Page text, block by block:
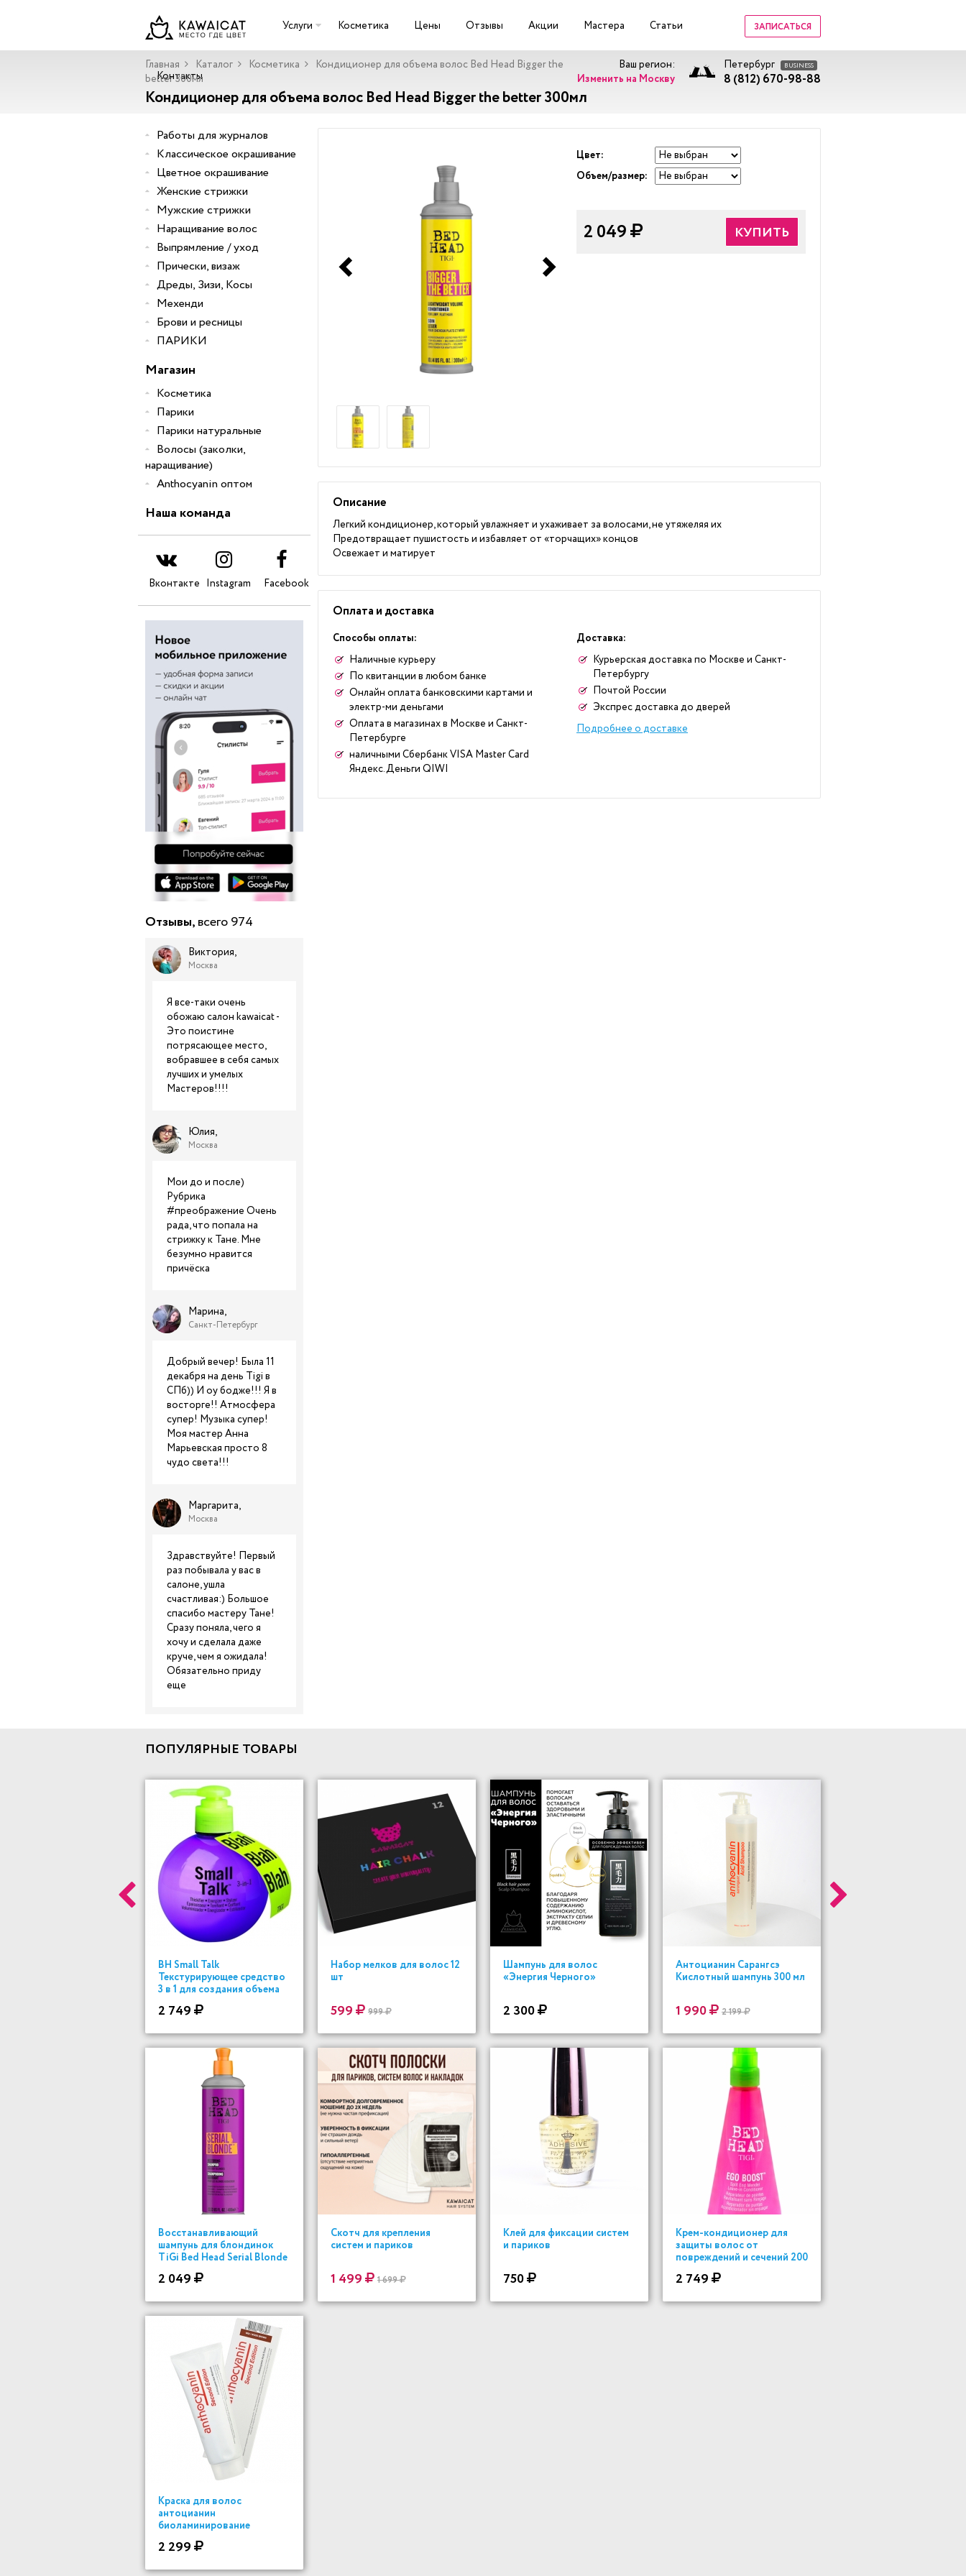
ЗАПИСАТЬСЯ
Услуги Косметика Цены Отзывы Акции Мастера Статьи
Контакты
Ваш регион:
Изменить на Москву
Петербург BUSINESS
8 (812) 670-98-88
Главная Каталог Косметика
Кондиционер для объема волос Bed Head Bigger the
better 300мл
Кондиционер для объема волос Bed Head Bigger the better 300мл
Работы для журналов
Классическое окрашивание
Цветное окрашивание
Женские стрижки
Мужские стрижки
Наращивание волос
Выпрямление / уход
Прически, визаж
Дреды, Зизи, Косы
Мехенди
Брови и ресницы
ПАРИКИ
Магазин
Косметика
Парики
Парики натуральные
Волосы (заколки,
наращивание)
Anthocyanin оптом
Наша команда
Вконтакте Instagram Facebook
Отзывы,всего 974
Виктория,
Москва
Я все-таки очень
обожаю салон kawaicat -
Это поистине
потрясающее место,
вобравшее в себя самых
лучших и умелых
Мастеров!!!!
Юлия,
Москва
Мои до и после)
Рубрика
#преображение Очень
рада, что попала на
стрижку к Тане. Мне
безумно нравится
причёска
Марина,
Санкт-Петербург
Добрый вечер! Была 11
декабря на день Tigi в
СПб)) И оу бодже!!! Я в
восторге!! Атмосфера
супер! Музыка супер!
Моя мастер Анна
Марьевская просто 8
чудо света!!!
Маргарита,
Москва
Здравствуйте! Первый
раз побывала у вас в
салоне, ушла
счастливая:) Большое
спасибо мастеру Тане!
Сразу поняла, чего я
хочу и сделала даже
круче, чем я ожидала!
Обязательно приду
еще
Цвет:
Объем/размер:
2 049 КУПИТЬ
Описание
Легкий кондиционер, который увлажняет и ухаживает за волосами, не утяжеляя их
Предотвращает пушистость и избавляет от «торчащих» концов
Освежает и матирует
Оплата и доставка
Способы оплаты:
Наличные курьеру
По квитанции в любом банке
Онлайн оплата банковскими картами и
электр-ми деньгами
Оплата в магазинах в Москве и Санкт-
Петербурге
наличными Сбербанк VISA Master Card
Яндекс.Деньги QIWI
Доставка:
Курьерская доставка по Москве и Санкт-
Петербургу
Почтой России
Экспрес доставка до дверей
Подробнее о доставке
ПОПУЛЯРНЫЕ ТОВАРЫ
BH Small Talk
Текстурирующее средство
3 в 1 для создания объема
2 749
Набор мелков для волос 12
шт
599 999
Шампунь для волос
«Энергия Черного»
2 300
Антоцианин Сарангсэ
Кислотный шампунь 300 мл
1 990 2 199
Восстанавливающий
шампунь для блондинок
TiGi Bed Head Serial Blonde
2 049
Скотч для крепления
систем и париков
1 499 1 699
Клей для фиксации систем
и париков
750
Крем-кондиционер для
защиты волос от
повреждений и сечений 200
2 749
Краска для волос
антоцианин
биоламинирование
2 299